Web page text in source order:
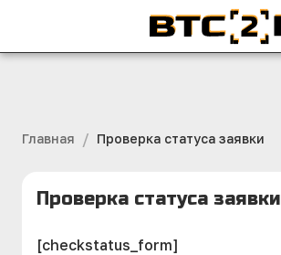
Главная / Проверка статуса заявки
Проверка статуса заявки
[checkstatus_form]